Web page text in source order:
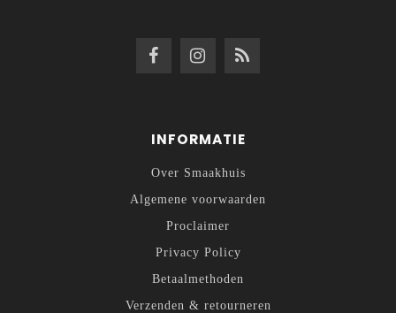
INFORMATIE
Over Smaakhuis
Algemene voorwaarden
Proclaimer
Privacy Policy
Betaalmethoden
Verzenden & retourneren